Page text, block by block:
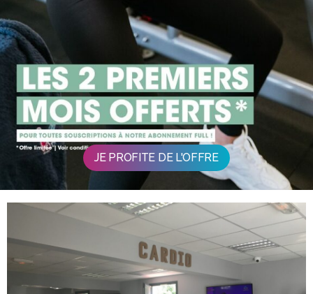
JE PROFITE DE L'OFFRE